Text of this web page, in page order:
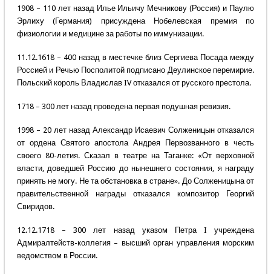
1908 – 110 лет назад Илье Ильичу Мечникову (Россия) и Паулю
Эрлиху (Германия) присуждена Нобелевская премия по
физиологии и медицине за работы по иммунизации.
11.12.1618 – 400 назад в местечке близ Сергиева Посада между
Россией и Речью Посполитой подписано Деулинское перемирие.
Польский король Владислав IV отказался от русского престола.
1718 – 300 лет назад проведена первая подушная ревизия.
1998 – 20 лет назад Александр Исаевич Солженицын отказался
от ордена Святого апостола Андрея Первозванного в честь
своего 80-летия. Сказал в театре на Таганке: «От верховной
власти, доведшей Россию до нынешнего состояния, я награду
принять не могу. Не та обстановка в стране». До Солженицына от
правительственной награды отказался композитор Георгий
Свиридов.
12.12.1718 – 300 лет назад указом Петра I учреждена
Адмиралтейств-коллегия – высший орган управления морским
ведомством в России.